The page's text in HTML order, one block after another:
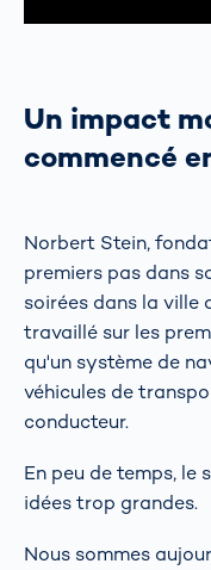
Un impact
commencé
Norbert Stein,
premiers pas dans
soirées dans la ville
travaillé sur les
qu'un système de
véhicules de
conducteur.
En peu de temps, le
idées trop grandes.
Nous sommes